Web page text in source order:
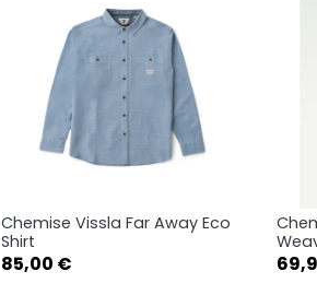
 Aperçu rapide
S
Chemise Vissla Far Away Eco
Shirt
Prix
85,00 € Prix